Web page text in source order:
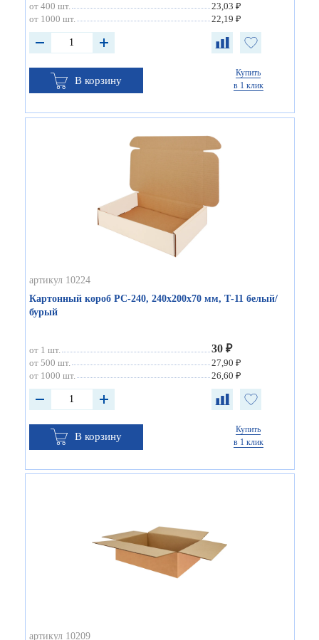
от 400 шт.
23,03 ₽
от 1000 шт.
22,19 ₽
В корзину
Купить
в 1 клик
артикул 10224
Картонный короб РС-240, 240х200х70 мм, Т-11 белый/
бурый
от 1 шт. 30 ₽
от 500 шт.
27,90 ₽
от 1000 шт.
26,60 ₽
В корзину
Купить
в 1 клик
артикул 10209